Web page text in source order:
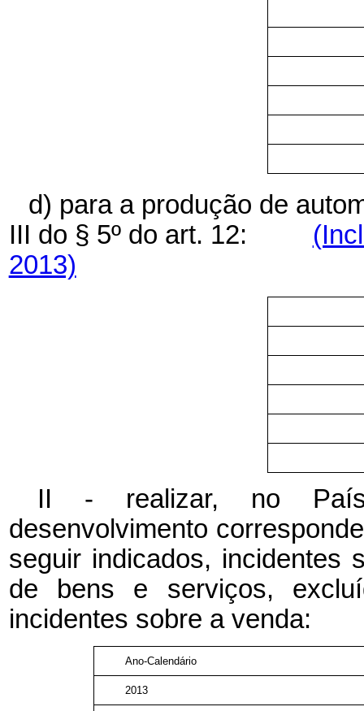
d) para a produção de
III do § 5º do art. 12:
2013)
II - realizar, no
desenvolvimento
seguir indicados, incidentes
de bens e serviços,
incidentes sobre a venda:
Ano-Calendário
2013